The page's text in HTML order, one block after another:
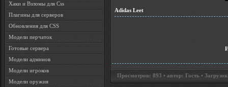
Хаки и Взломы для Css
Плагины для серверов
Обновления для CSS
Модели перчаток
Готовые сервера
Модели админов
Модели игроков
Модели оружия
Adidas Leet
Просмотров: 893 • автор: Гость •